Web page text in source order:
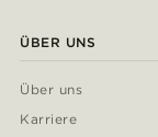
ÜBER UNS
Über uns
Karriere